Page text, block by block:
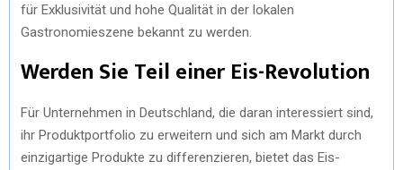
für Exklusivität und hohe Qualität in der lokalen
Gastronomieszene bekannt zu werden.
Werden Sie Teil einer Eis-Revolution
Für Unternehmen in Deutschland, die daran interessiert sind,
ihr Produktportfolio zu erweitern und sich am Markt durch
einzigartige Produkte zu differenzieren, bietet das Eis-